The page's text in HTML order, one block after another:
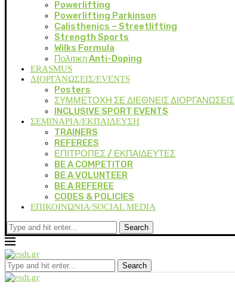
Powerlifting
Powerlifting Parkinson
Calisthenics – Streetlifting
Strength Sports
Wilks Formula
Πολιτικη Anti-Doping
ERASMUS
ΔΙΟΡΓΑΝΩΣΕΙΣ/EVENTS
Posters
ΣΥΜΜΕΤΟΧΗ ΣΕ ΔΙΕΘΝΕΙΣ ΔΙΟΡΓΑΝΩΣΕΙΣ
INCLUSIVE SPORT EVENTS
ΣΕΜΙΝΑΡΙΑ/ΕΚΠΑΙΔΕΥΣΗ
TRAINERS
REFEREES
ΕΠΙΤΡΟΠΕΣ / ΕΚΠΑΙΔΕΥΤΕΣ
BE A COMPETITOR
BE A VOLUNTEER
BE A REFEREE
CODES & POLICIES
ΕΠΙΚΟΙΝΩΝΙΑ/SOCIAL MEDIA
Search
Search